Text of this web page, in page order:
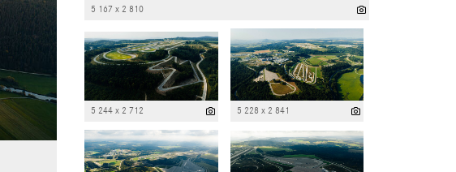
5 167 x 2 810
5 244 x 2 712 5 228 x 2 841